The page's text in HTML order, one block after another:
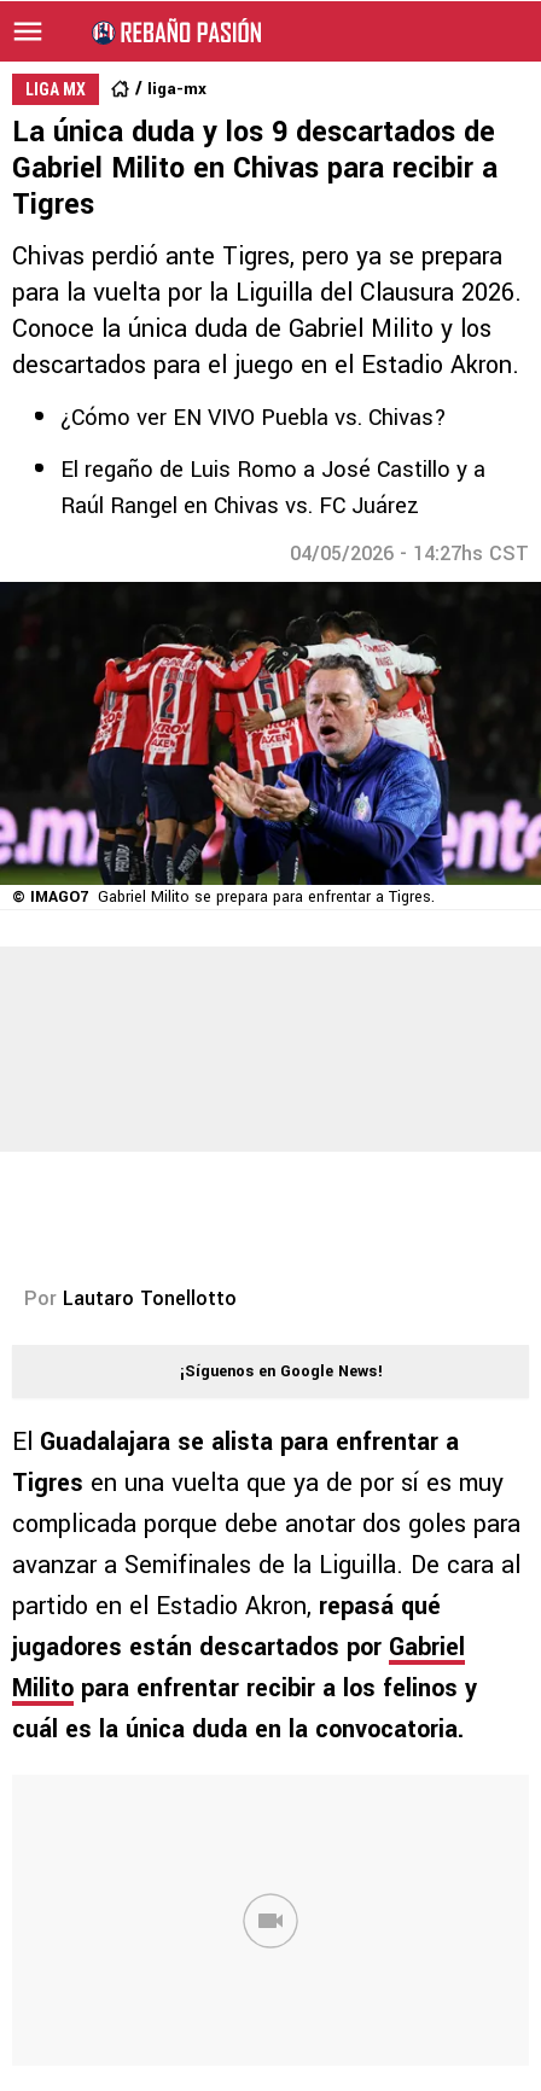
LIGA MX liga-mx
La única duda y los 9 descartados de
Gabriel Milito en Chivas para recibir a
Tigres
Chivas perdió ante Tigres, pero ya se prepara
para la vuelta por la Liguilla del Clausura 2026.
Conoce la única duda de Gabriel Milito y los
descartados para el juego en el Estadio Akron.
¿Cómo ver EN VIVO Puebla vs. Chivas?
El regaño de Luis Romo a José Castillo y a
Raúl Rangel en Chivas vs. FC Juárez
04/05/2026 - 14:27hs CST
© IMAGO7 Gabriel Milito se prepara para enfrentar a Tigres.
Por Lautaro Tonellotto
¡Síguenos en Google News!
El Guadalajara se alista para enfrentar a
Tigres en una vuelta que ya de por sí es muy
complicada porque debe anotar dos goles para
avanzar a Semifinales de la Liguilla. De cara al
partido en el Estadio Akron, repasá qué
jugadores están descartados por Gabriel
Milito para enfrentar recibir a los felinos y
cuál es la única duda en la convocatoria.